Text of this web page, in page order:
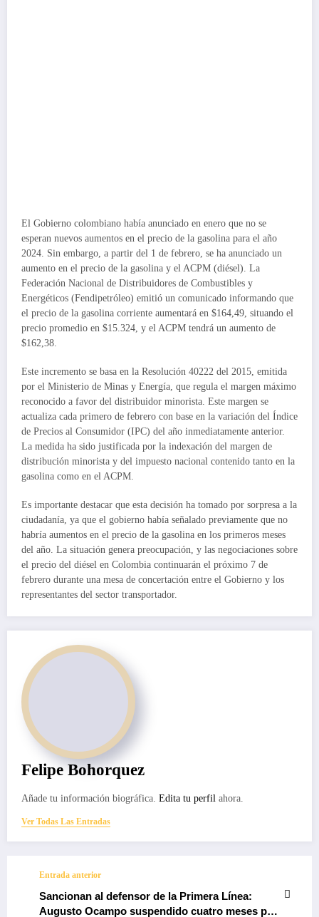
El Gobierno colombiano había anunciado en enero que no se
esperan nuevos aumentos en el precio de la gasolina para el año
2024. Sin embargo, a partir del 1 de febrero, se ha anunciado un
aumento en el precio de la gasolina y el ACPM (diésel). La
Federación Nacional de Distribuidores de Combustibles y
Energéticos (Fendipetróleo) emitió un comunicado informando que
el precio de la gasolina corriente aumentará en $164,49, situando el
precio promedio en $15.324, y el ACPM tendrá un aumento de
$162,38.
Este incremento se basa en la Resolución 40222 del 2015, emitida
por el Ministerio de Minas y Energía, que regula el margen máximo
reconocido a favor del distribuidor minorista. Este margen se
actualiza cada primero de febrero con base en la variación del Índice
de Precios al Consumidor (IPC) del año inmediatamente anterior.
La medida ha sido justificada por la indexación del margen de
distribución minorista y del impuesto nacional contenido tanto en la
gasolina como en el ACPM.
Es importante destacar que esta decisión ha tomado por sorpresa a la
ciudadanía, ya que el gobierno había señalado previamente que no
habría aumentos en el precio de la gasolina en los primeros meses
del año. La situación genera preocupación, y las negociaciones sobre
el precio del diésel en Colombia continuarán el próximo 7 de
febrero durante una mesa de concertación entre el Gobierno y los
representantes del sector transportador.
Felipe Bohorquez
Añade tu información biográfica. Edita tu perfil ahora.
Ver Todas Las Entradas
Entrada anterior
Sancionan al defensor de la Primera Línea:
Augusto Ocampo suspendido cuatro meses por